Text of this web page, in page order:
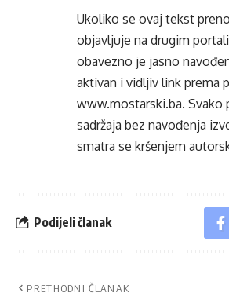
Ukoliko se ovaj tekst
objavljuje na drugim
obavezno je jasno
aktivan i vidljiv link prema
www.mostarski.ba. Svako
sadržaja bez navođenja
smatra se kršenjem
Podijeli članak
PRETHODNI ČLANAK